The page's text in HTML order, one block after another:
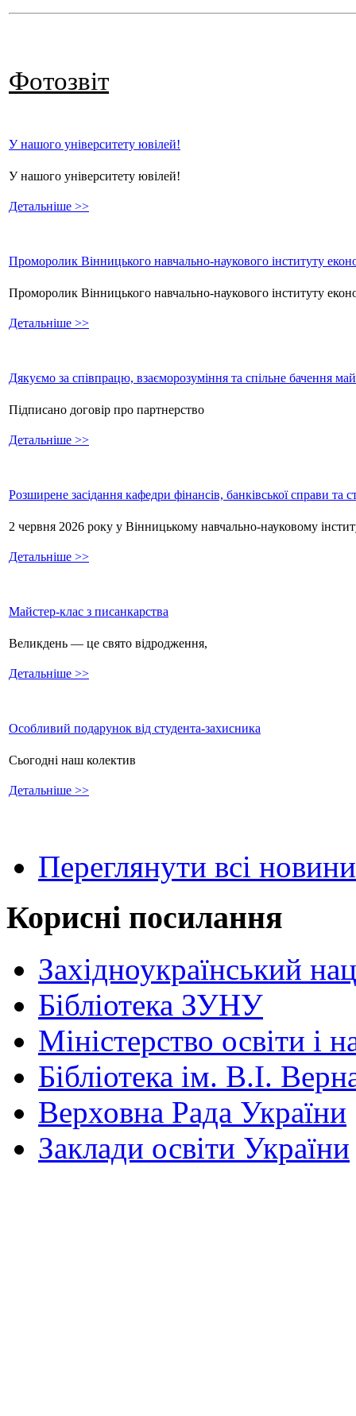
Фотозвіт
У нашого університету ювілей!
У нашого університету ювілей!
Детальніше >>
Проморолик Вінницького навчально-наукового інституту
Проморолик Вінницького навчально-наукового інституту
Детальніше >>
Дякуємо за співпрацю, взаєморозуміння та спільне бачення
Підписано договір про партнерство
Детальніше >>
Розширене засідання кафедри фінансів, банківської справи та
2 червня 2026 року у Вінницькому навчально-науковому
Детальніше >>
Майстер-клас з писанкарства
Великдень — це свято відродження,
Детальніше >>
Особливий подарунок від студента-захисника
Сьогодні наш колектив
Детальніше >>
Переглянути всі новини
Корисні посилання
Західноукраїнський
Бібліотека ЗУНУ
Міністерство освіти і
Бібліотека ім. В.І.
Верховна Рада України
Заклади освіти України